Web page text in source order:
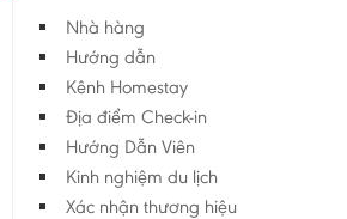
Hà Nam
Hà Tĩnh
Hà Tây
Hòa Bình
Hậu Giang
Nhà hàng
Hướng dẫn
Kênh Homestay
Địa điểm Check-in
Hướng Dẫn Viên
Kinh nghiệm du lịch
Xác nhận thương hiệu